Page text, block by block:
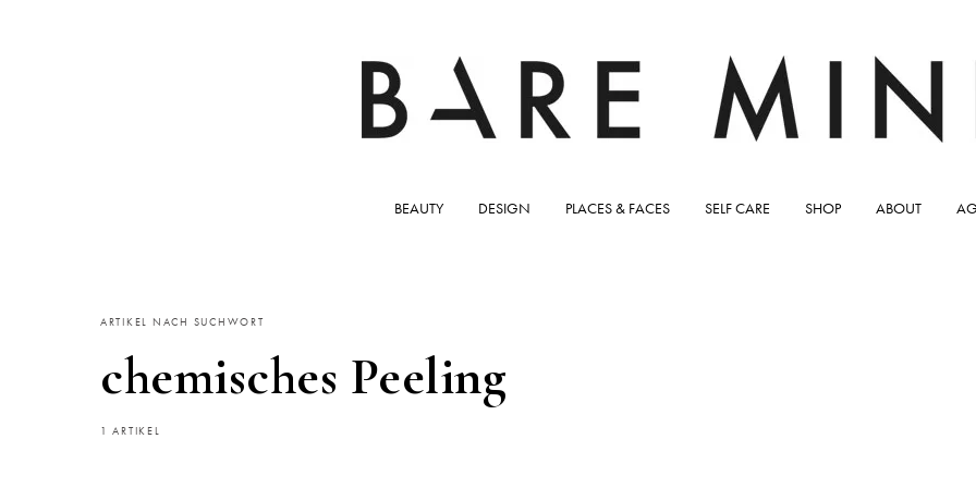
BEAUTY DESIGN PLACES & FACES SELF CARE SHOP ABOUT
ARTIKEL NACH SUCHWORT
chemisches Peeling
1 ARTIKEL